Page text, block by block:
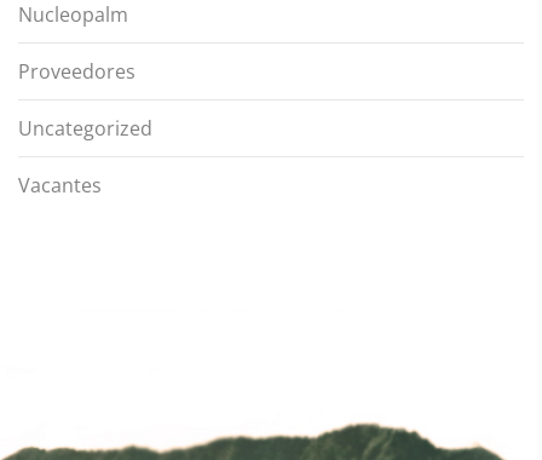
Nucleopalm
Proveedores
Uncategorized
Vacantes